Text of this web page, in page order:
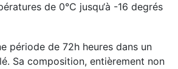
de 0°C jusqu‘à -16 degrés
période de 72h heures dans un
Sa composition, entièrement non